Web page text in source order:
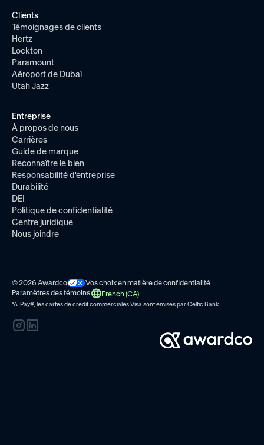
Clients
Témoignages de clients
Hertz
Lockton
Paramount
Aéroport de Dubaï
Utah Jazz
Entreprise
À propos de nous
Carrières
Guide de marque
Reconnaître le bien
Responsabilité d'entreprise
Durabilité
DEI
Politique de confidentialité
Centre juridique
Nous joindre
© 2026 Awardco
Vos choix en matière de confidentialité
Paramètres des témoins
French (CA)
*A-Pay®, les cartes de crédit commerciales Visa sont émises parCeltic Bank.